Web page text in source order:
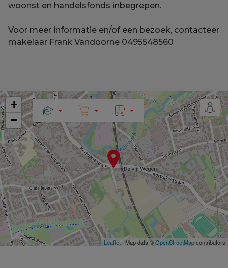
woonst en handelsfonds inbegrepen.
Voor meer informatie en/of een bezoek, contacteer
makelaar Frank Vandoorne 0495548560
+
−
Leaflet | Map data ©OpenStreetMapcontributors